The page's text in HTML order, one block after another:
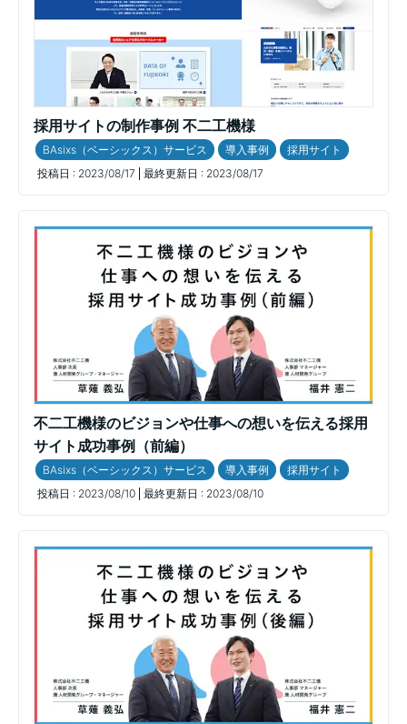
採用サイトの制作事例 不二工機様
BAsixs（ベーシックス）サービス 導入事例
採用サイト
投稿日 : 2023/08/17 最終更新日 : 2023/08/17
不二工機様のビジョンや仕事への想いを伝える採用
サイト成功事例（前編）
BAsixs（ベーシックス）サービス 導入事例
採用サイト
投稿日 : 2023/08/10 最終更新日 : 2023/08/10